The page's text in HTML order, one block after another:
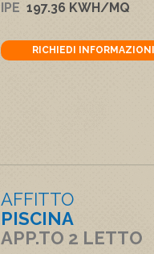
IPE 197.36 KWH/MQ
RICHIEDI INFORMAZIONI
AFFITTO
PISCINA
APP.TO 2 LETTO